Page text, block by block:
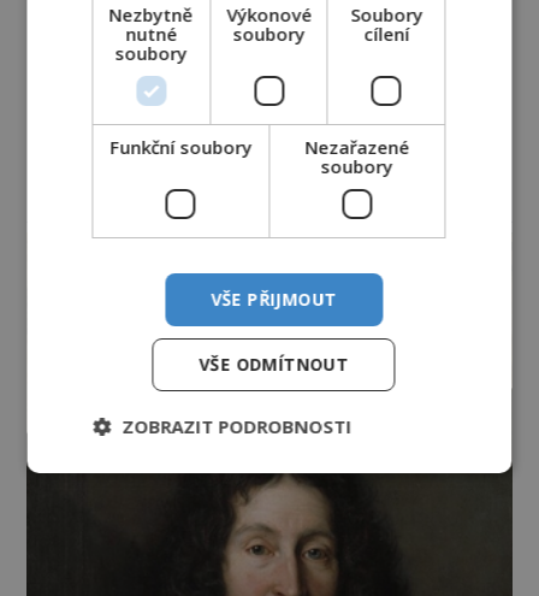
Nezbytně
nutné
soubory
Výkonové
soubory
Soubory
cílení
Funkční soubory
Nezařazené
soubory
VŠE PŘIJMOUT
VŠE ODMÍTNOUT
ZOBRAZIT PODROBNOSTI